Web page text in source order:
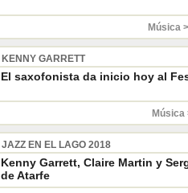
Música
KENNY GARRETT
El saxofonista da inicio hoy al
Música
JAZZ EN EL LAGO 2018
Kenny Garrett, Claire Martin y
de Atarfe